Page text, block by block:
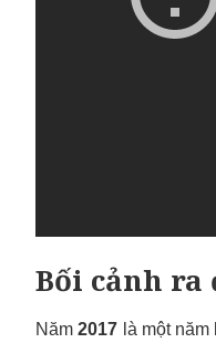
Bối cảnh ra
Năm2017 là một